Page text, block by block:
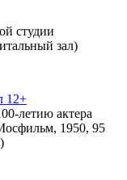
студии
зал)
12+
летию актера
1950, 95